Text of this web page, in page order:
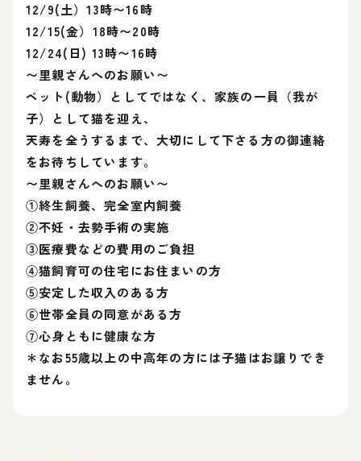
12/9(土）13時〜16時
12/15(金）18時〜20時
12/24(日) 13時〜16時
〜里親さんへのお願い〜
ペット(動物）としてではなく、家族の一員（我が
子）として猫を迎え、
天寿を全うするまで、大切にして下さる方の御連絡
をお待ちしています。
〜里親さんへのお願い〜
①終生飼養、完全室内飼養
②不妊・去勢手術の実施
③医療費などの費用のご負担
④猫飼育可の住宅にお住まいの方
⑤安定した収入のある方
⑥世帯全員の同意がある方
⑦心身ともに健康な方
＊なお55歳以上の中高年の方には子猫はお譲りでき
ません。